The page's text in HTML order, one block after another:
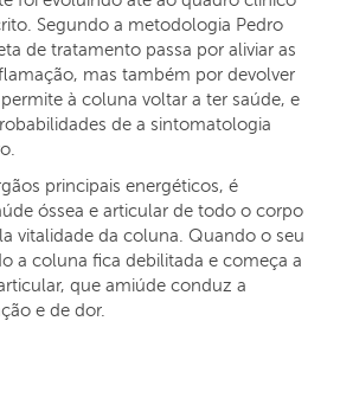
Segundo a metodologia Pedro
de tratamento passa por aliviar as
mas também por devolver
à coluna voltar a ter saúde, e
de a sintomatologia
principais energéticos, é
óssea e articular de todo o corpo
vitalidade da coluna. Quando o seu
a coluna fica debilitada e começa a
que amiúde conduz a
e de dor.